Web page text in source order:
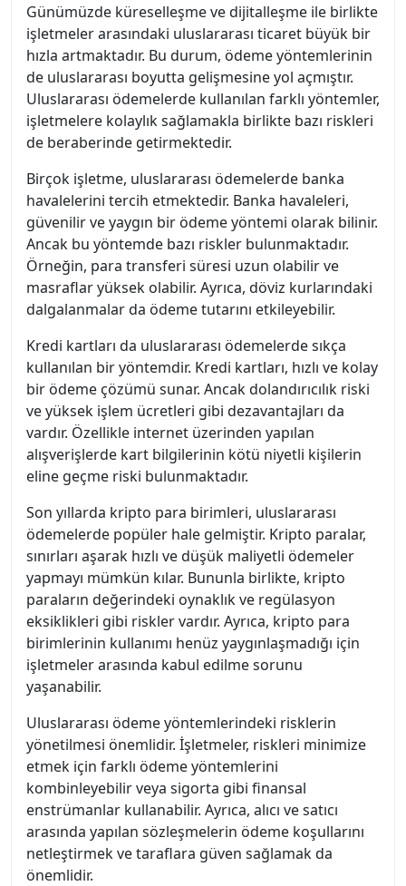
Günümüzde küreselleşme ve dijitalleşme ile birlikte
işletmeler arasındaki uluslararası ticaret büyük bir
hızla artmaktadır. Bu durum, ödeme yöntemlerinin
de uluslararası boyutta gelişmesine yol açmıştır.
Uluslararası ödemelerde kullanılan farklı yöntemler,
işletmelere kolaylık sağlamakla birlikte bazı riskleri
de beraberinde getirmektedir.
Birçok işletme, uluslararası ödemelerde banka
havalelerini tercih etmektedir. Banka havaleleri,
güvenilir ve yaygın bir ödeme yöntemi olarak bilinir.
Ancak bu yöntemde bazı riskler bulunmaktadır.
Örneğin, para transferi süresi uzun olabilir ve
masraflar yüksek olabilir. Ayrıca, döviz kurlarındaki
dalgalanmalar da ödeme tutarını etkileyebilir.
Kredi kartları da uluslararası ödemelerde sıkça
kullanılan bir yöntemdir. Kredi kartları, hızlı ve kolay
bir ödeme çözümü sunar. Ancak dolandırıcılık riski
ve yüksek işlem ücretleri gibi dezavantajları da
vardır. Özellikle internet üzerinden yapılan
alışverişlerde kart bilgilerinin kötü niyetli kişilerin
eline geçme riski bulunmaktadır.
Son yıllarda kripto para birimleri, uluslararası
ödemelerde popüler hale gelmiştir. Kripto paralar,
sınırları aşarak hızlı ve düşük maliyetli ödemeler
yapmayı mümkün kılar. Bununla birlikte, kripto
paraların değerindeki oynaklık ve regülasyon
eksiklikleri gibi riskler vardır. Ayrıca, kripto para
birimlerinin kullanımı henüz yaygınlaşmadığı için
işletmeler arasında kabul edilme sorunu
yaşanabilir.
Uluslararası ödeme yöntemlerindeki risklerin
yönetilmesi önemlidir. İşletmeler, riskleri minimize
etmek için farklı ödeme yöntemlerini
kombinleyebilir veya sigorta gibi finansal
enstrümanlar kullanabilir. Ayrıca, alıcı ve satıcı
arasında yapılan sözleşmelerin ödeme koşullarını
netleştirmek ve taraflara güven sağlamak da
önemlidir.